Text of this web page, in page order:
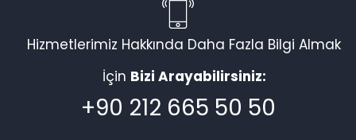
Hizmetlerimiz Hakkında Daha Fazla Bilgi Almak
İçin Bizi Arayabilirsiniz:
+90 212 665 50 50